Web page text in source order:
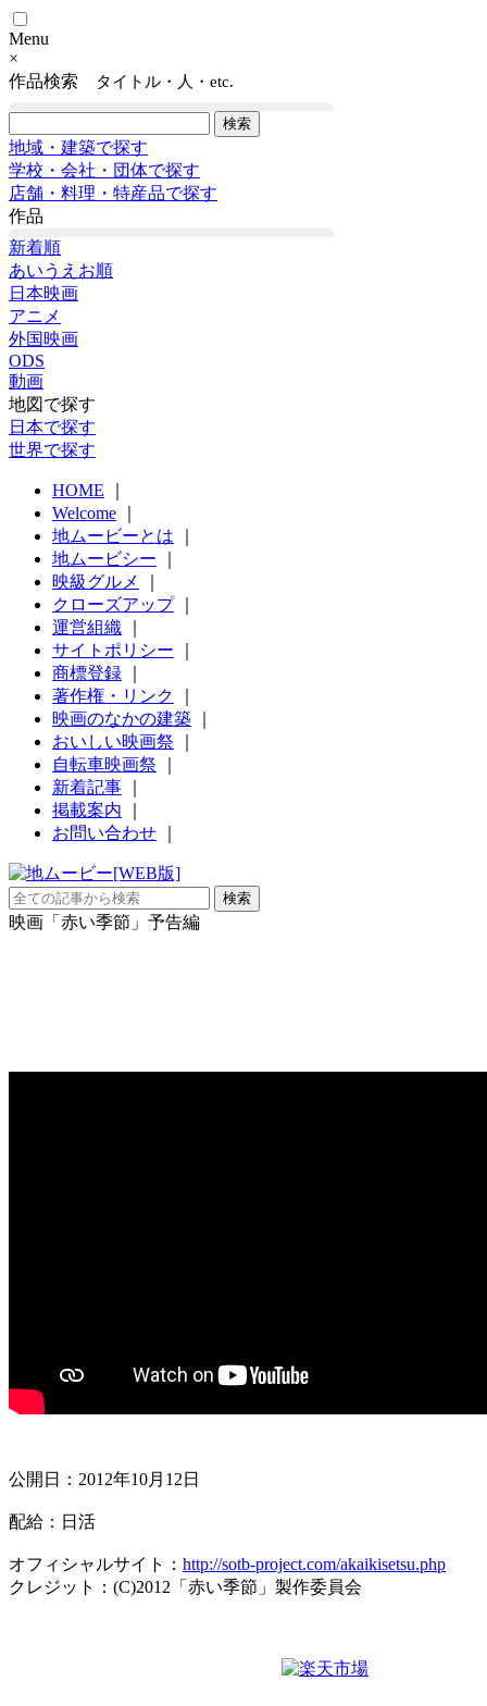
Menu
×
作品検索
タイトル・人・etc.
地域・建築で探す
学校・会社・団体で探す
店舗・料理・特産品で探す
作品
新着順
あいうえお順
日本映画
アニメ
外国映画
ODS
動画
地図で探す
日本で探す
世界で探す
HOME
Welcome
地ムービーとは
地ムービシー
映級グルメ
クローズアップ｜
運営組織
サイトポリシー
商標登録
著作権・リンク
映画のなかの建築
おいしい映画祭
自転車映画祭
新着記事
掲載案内
お問い合わせ
映画「赤い季節」予告編
公開日：2012年10月12日
配給：日活
オフィシャルサイト： http://sotb-project.com/akaikisetsu.php
クレジット：(C)2012「赤い季節」製作委員会